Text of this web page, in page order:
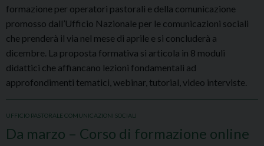
formazione per operatori pastorali e della comunicazione
promosso dall’Ufficio Nazionale per le comunicazioni sociali
che prenderà il via nel mese di aprile e si concluderà a
dicembre. La proposta formativa si articola in 8 moduli
didattici che affiancano lezioni fondamentali ad
approfondimenti tematici, webinar, tutorial, video interviste.
UFFICIO PASTORALE COMUNICAZIONI SOCIALI
Da marzo – Corso di formazione online